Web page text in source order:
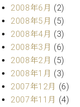
2008年6月 (2)
2008年5月 (5)
2008年4月 (3)
2008年3月 (6)
2008年2月 (5)
2008年1月 (3)
2007年12月 (6)
2007年11月 (4)